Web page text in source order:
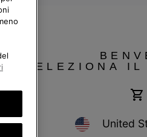
12 1213 Petit-Lancy Switzerland.
di Vendita Garanzia Cookies
SELEZIONA
United